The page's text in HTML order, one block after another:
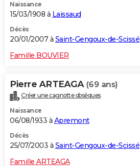
Naissance
15/03/1908 à Laissaud
Décès
20/01/2007 à Saint-Gengoux-de-Scissé
Famille BOUVIER
Pierre ARTEAGA (69 ans)
Créer une cagnotte obsèques
Naissance
06/08/1933 à Apremont
Décès
25/07/2003 à Saint-Gengoux-de-Scissé
Famille ARTEAGA